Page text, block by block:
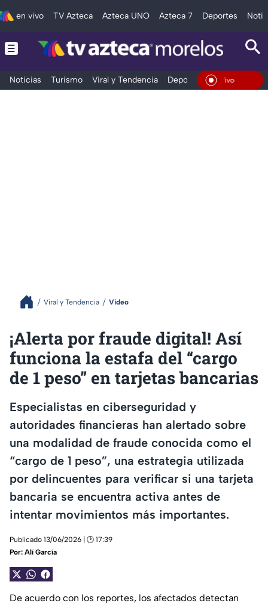
en vivo TV Azteca Azteca UNO Azteca 7 Deportes
Noticias Turismo Viral y Tendencia Deportes Espectáculos
En Vivo
Viral y Tendencia Video
¡Alerta por fraude digital! Así
funciona la estafa del “cargo
de 1 peso” en tarjetas bancarias
Especialistas en ciberseguridad y
autoridades financieras han alertado sobre
una modalidad de fraude conocida como el
“cargo de 1 peso”, una estrategia utilizada
por delincuentes para verificar si una tarjeta
bancaria se encuentra activa antes de
intentar movimientos más importantes.
Publicado 13/06/2026 | 🕑 17:39
Por: Alí García
De acuerdo con los reportes, los afectados detectan